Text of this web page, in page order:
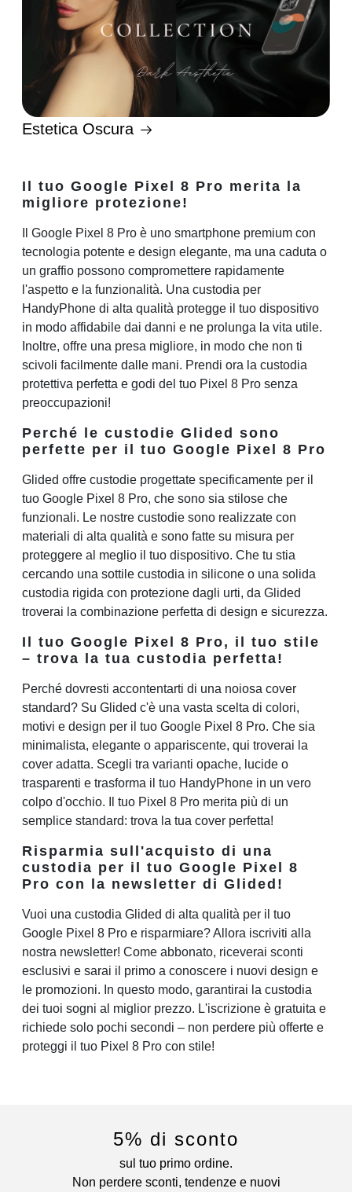
Estetica Oscura
Il tuo Google Pixel 8 Pro merita la
migliore protezione!
Il Google Pixel 8 Pro è uno smartphone premium con
tecnologia potente e design elegante, ma una caduta o
un graffio possono compromettere rapidamente
l'aspetto e la funzionalità. Una custodia per
HandyPhone di alta qualità protegge il tuo dispositivo
in modo affidabile dai danni e ne prolunga la vita utile.
Inoltre, offre una presa migliore, in modo che non ti
scivoli facilmente dalle mani. Prendi ora la custodia
protettiva perfetta e godi del tuo Pixel 8 Pro senza
preoccupazioni!
Perché le custodie Glided sono
perfette per il tuo Google Pixel 8 Pro
Glided offre custodie progettate specificamente per il
tuo Google Pixel 8 Pro, che sono sia stilose che
funzionali. Le nostre custodie sono realizzate con
materiali di alta qualità e sono fatte su misura per
proteggere al meglio il tuo dispositivo. Che tu stia
cercando una sottile custodia in silicone o una solida
custodia rigida con protezione dagli urti, da Glided
troverai la combinazione perfetta di design e sicurezza.
Il tuo Google Pixel 8 Pro, il tuo stile
– trova la tua custodia perfetta!
Perché dovresti accontentarti di una noiosa cover
standard? Su Glided c'è una vasta scelta di colori,
motivi e design per il tuo Google Pixel 8 Pro. Che sia
minimalista, elegante o appariscente, qui troverai la
cover adatta. Scegli tra varianti opache, lucide o
trasparenti e trasforma il tuo HandyPhone in un vero
colpo d'occhio. Il tuo Pixel 8 Pro merita più di un
semplice standard: trova la tua cover perfetta!
Risparmia sull'acquisto di una
custodia per il tuo Google Pixel 8
Pro con la newsletter di Glided!
Vuoi una custodia Glided di alta qualità per il tuo
Google Pixel 8 Pro e risparmiare? Allora iscriviti alla
nostra newsletter! Come abbonato, riceverai sconti
esclusivi e sarai il primo a conoscere i nuovi design e
le promozioni. In questo modo, garantirai la custodia
dei tuoi sogni al miglior prezzo. L'iscrizione è gratuita e
richiede solo pochi secondi – non perdere più offerte e
proteggi il tuo Pixel 8 Pro con stile!
5% di sconto
sul tuo primo ordine.
Non perdere sconti, tendenze e nuovi